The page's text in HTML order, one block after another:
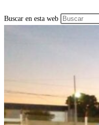
Buscar en esta web